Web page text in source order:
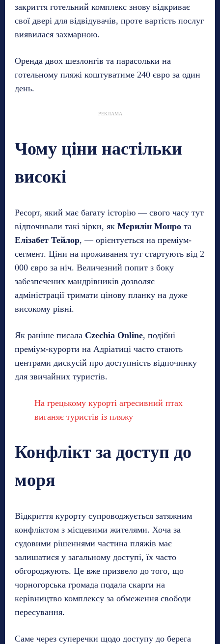
закриття готельний комплекс знову відкриває
свої двері для відвідувачів, проте вартість послуг
виявилася захмарною.
Оренда двох шезлонгів та парасольки на
готельному пляжі коштуватиме 240 євро за один
день.
РЕКЛАМА
Чому ціни настільки
високі
Ресорт, який має багату історію — свого часу тут
відпочивали такі зірки, як Мерилін Монро та
Елізабет Тейлор, — орієнтується на преміум-
сегмент. Ціни на проживання тут стартують від 2
000 євро за ніч. Величезний попит з боку
забезпечених мандрівників дозволяє
адміністрації тримати цінову планку на дуже
високому рівні.
Як раніше писала Czechia Online, подібні
преміум-курорти на Адріатиці часто стають
центрами дискусій про доступність відпочинку
для звичайних туристів.
На грецькому курорті агресивний птах
виганяє туристів із пляжу
Конфлікт за доступ до
моря
Відкриття курорту супроводжується затяжним
конфліктом з місцевими жителями. Хоча за
судовими рішеннями частина пляжів має
залишатися у загальному доступі, їх часто
обгороджують. Це вже призвело до того, що
чорногорська громада подала скарги на
керівництво комплексу за обмеження свободи
пересування.
Саме через суперечки щодо доступу до берега